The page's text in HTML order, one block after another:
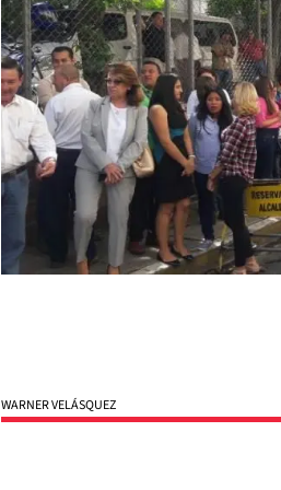
WARNER VELÁSQUEZ